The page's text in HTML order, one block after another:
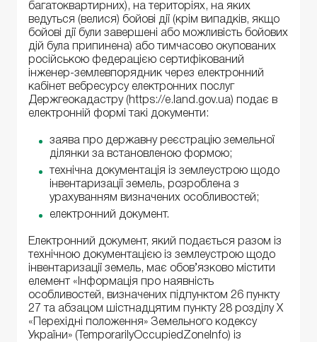
багатоквартирних), на територіях, на яких
ведуться (велися) бойові дії (крім випадків, якщо
бойові дії були завершені або можливість бойових
дій була припинена) або тимчасово окупованих
російською федерацією сертифікований
інженер-землевпорядник через електронний
кабінет вебресурсу електронних послуг
Держгеокадастру (https://e.land.gov.ua) подає в
електронній формі такі документи:
заява про державну реєстрацію земельної
ділянки за встановленою формою;
технічна документація із землеустрою щодо
інвентаризації земель, розроблена з
урахуванням визначених особливостей;
електронний документ.
Електронний документ, який подається разом із
технічною документацією із землеустрою щодо
інвентаризації земель, має обов’язково містити
елемент «Інформація про наявність
особливостей, визначених підпунктом 26 пункту
27 та абзацом шістнадцятим пункту 28 розділу X
«Перехідні положення» Земельного кодексу
України» (TemporarilyOccupiedZoneInfo) із